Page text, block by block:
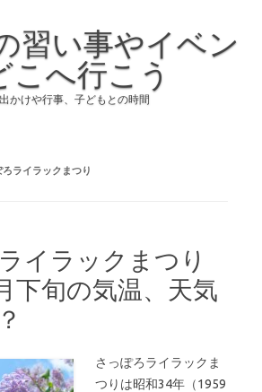
習い事やイベン
こへ行こう
かけや行事、子どもとの時間
ろライラックまつり
イラックまつり
旬の気温、天気
さっぽろライラックま
つりは昭和34年（1959